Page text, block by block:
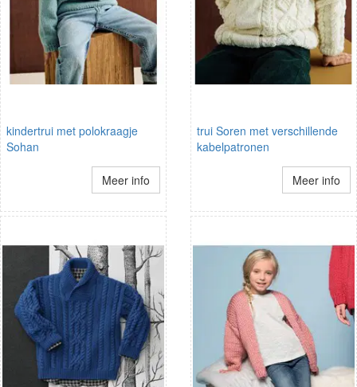
kindertrui met polokraagje
Sohan
Meer info
trui Soren met verschillende
kabelpatronen
Meer info